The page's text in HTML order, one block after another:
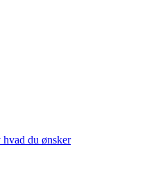
hvad du ønsker